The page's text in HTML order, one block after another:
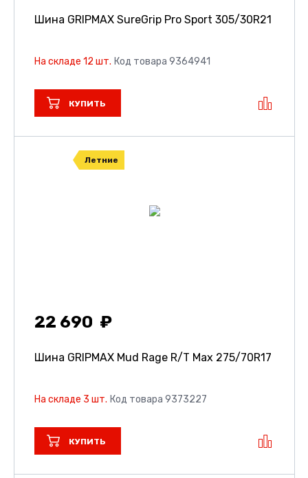
Шина GRIPMAX SureGrip Pro Sport 305/30R21
На складе 12 шт. Код товара 9364941
КУПИТЬ
Летние
22 690
Шина GRIPMAX Mud Rage R/T Max 275/70R17
На складе 3 шт. Код товара 9373227
КУПИТЬ